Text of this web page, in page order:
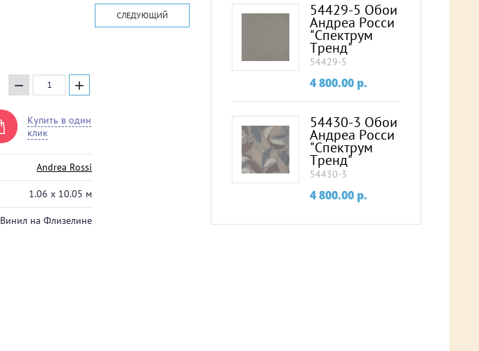
СЛЕДУЮЩИЙ
− +
Купить в один
клик
Andrea Rossi
1.06 x 10.05 м
Винил на Флизелине
54429-5 Обои
Андреа Росси
"Спектрум
Тренд"
54429-5
4 800.00 p.
54430-3 Обои
Андреа Росси
"Спектрум
Тренд"
54430-3
4 800.00 p.